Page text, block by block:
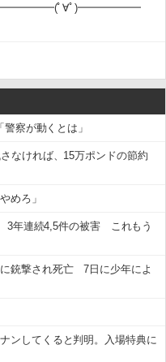
ｷﾀ━━━━━━(ﾟ∀ﾟ)━━━━━━
察が動くとは」
なければ、15万ポンドの節約
めろ」
3年連続4,5件の被害 これもう
銃撃され死亡 7日に少年によ
ンしてくると判明。入場特典に